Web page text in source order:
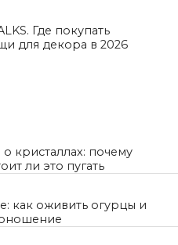
Где покупать
для декора в 2026
кристаллах: почему
ли это пугать
как оживить огурцы и